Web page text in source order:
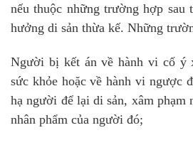
nếu thuộc những trường hợp sau
hưởng di sản thừa kế. Những
Người bị kết án về hành vi cố ý
sức khỏe hoặc về hành vi ngược
hạ người để lại di sản, xâm phạm
nhân phẩm của người đó;